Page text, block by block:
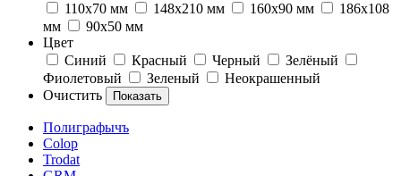
110х70 мм
148х210 мм 160х90 мм
186х108
мм
90х50 мм
Цвет
Синий
Красный Черный
Зелёный
Фиолетовый
Зеленый
Неокрашенный
Очистить
Полиграфычъ
Colop
Trodat